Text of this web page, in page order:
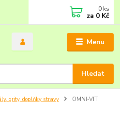
Menu
Hledat
0 ks
za 0 Kč
grity, doplňky stravy
OMNI-VIT